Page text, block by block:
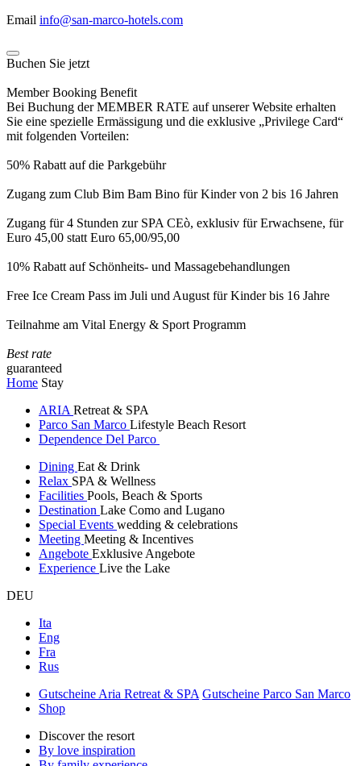
Email info@san-marco-hotels.com
Buchen Sie jetzt
Member Booking Benefit
Bei Buchung der MEMBER RATE auf unserer Website erhalten
Sie eine spezielle Ermässigung und die exklusive „Privilege Card“
mit folgenden Vorteilen:
50% Rabatt auf die Parkgebühr
Zugang zum Club Bim Bam Bino für Kinder von 2 bis 16 Jahren
Zugang für 4 Stunden zur SPA CEò, exklusiv für Erwachsene, für
Euro 45,00 statt Euro 65,00/95,00
10% Rabatt auf Schönheits- und Massagebehandlungen
Free Ice Cream Pass im Juli und August für Kinder bis 16 Jahre
Teilnahme am Vital Energy & Sport Programm
Best rate
guaranteed
Home Stay
ARIA Retreat & SPA
Parco San Marco Lifestyle Beach Resort
Dependence Del Parco
Dining Eat & Drink
Relax SPA & Wellness
Facilities Pools, Beach & Sports
Destination Lake Como and Lugano
Special Events wedding & celebrations
Meeting Meeting & Incentives
Angebote Exklusive Angebote
Experience Live the Lake
DEU
Ita
Eng
Fra
Rus
Gutscheine Aria Retreat & SPA Gutscheine Parco San Marco
Shop
Discover the resort
By love inspiration